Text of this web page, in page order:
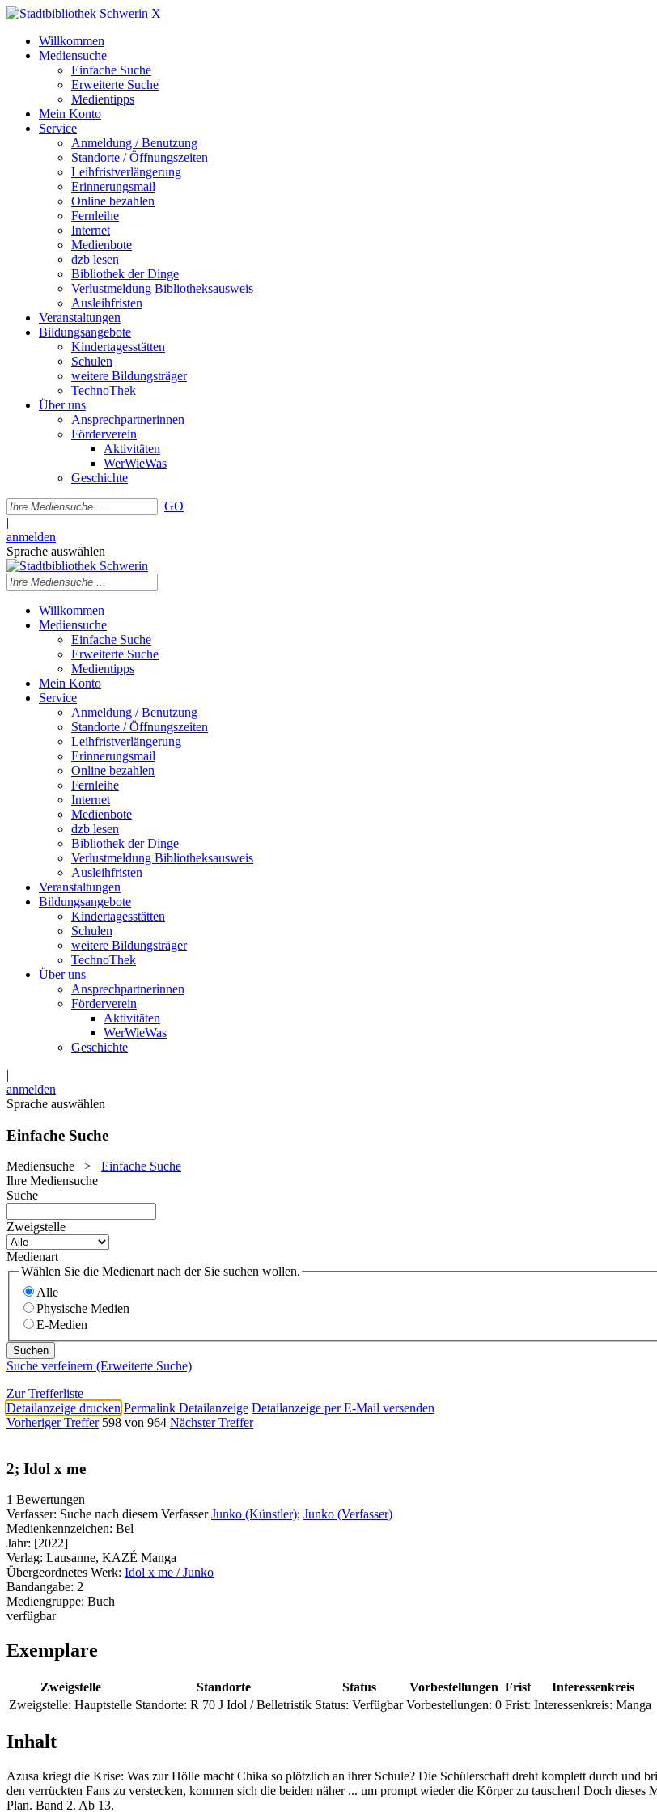
X
Willkommen
Mediensuche
Einfache Suche
Erweiterte Suche
Medientipps
Mein Konto
Service
Anmeldung / Benutzung
Standorte / Öffnungszeiten
Leihfristverlängerung
Erinnerungsmail
Online bezahlen
Fernleihe
Internet
Medienbote
dzb lesen
Bibliothek der Dinge
Verlustmeldung Bibliotheksausweis
Ausleihfristen
Veranstaltungen
Bildungsangebote
Kindertagesstätten
Schulen
weitere Bildungsträger
TechnoThek
Über uns
Ansprechpartnerinnen
Förderverein
Aktivitäten
WerWieWas
Geschichte
GO
|
anmelden
Sprache auswählen
Willkommen
Mediensuche
Einfache Suche
Erweiterte Suche
Medientipps
Mein Konto
Service
Anmeldung / Benutzung
Standorte / Öffnungszeiten
Leihfristverlängerung
Erinnerungsmail
Online bezahlen
Fernleihe
Internet
Medienbote
dzb lesen
Bibliothek der Dinge
Verlustmeldung Bibliotheksausweis
Ausleihfristen
Veranstaltungen
Bildungsangebote
Kindertagesstätten
Schulen
weitere Bildungsträger
TechnoThek
Über uns
Ansprechpartnerinnen
Förderverein
Aktivitäten
WerWieWas
Geschichte
|
anmelden
Sprache auswählen
Einfache Suche
Mediensuche > Einfache Suche
Ihre Mediensuche
Suche
Zweigstelle
Medienart
Wählen Sie die Medienart nach der Sie suchen wollen.
Alle
Physische Medien
E-Medien
Suche verfeinern (Erweiterte Suche)
Zur Trefferliste
Detailanzeige drucken Permalink Detailanzeige Detailanzeige per E-Mail versenden
Vorheriger Treffer 598 von 964 Nächster Treffer
2; Idol x me
1 Bewertungen
Verfasser: Suche nach diesem Verfasser Junko (Künstler); Junko (Verfasser)
Medienkennzeichen: Bel
Jahr: [2022]
Verlag: Lausanne, KAZÉ Manga
Übergeordnetes Werk: Idol x me / Junko
Bandangabe: 2
Mediengruppe: Buch
verfügbar
Exemplare
Zweigstelle Standorte Status Vorbestellungen Frist
Interessenkreis
Zweigstelle: Hauptstelle Standorte: R 70 J Idol / Belletristik Status: Verfügbar Vorbestellungen: 0 Frist: Interessenkreis: Manga
Inhalt
Azusa kriegt die Krise: Was zur Hölle macht Chika so plötzlich an ihrer Schule? Die Schülerschaft dreht komplett durch und
den verrückten Fans zu verstecken, kommen sich die beiden näher ... um prompt wieder die Körper zu tauschen! Doch
Plan. Band 2. Ab 13.